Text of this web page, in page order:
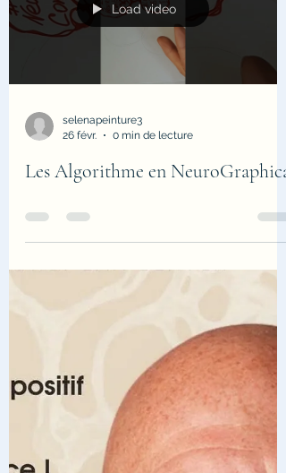
qui allie art, psychologie et neurosciences.
Sur Neurographica pour tous, je vous invite
à découvrir cet outil puissant, accessible
absolument à tout le monde — aucune
compétence en dessin n'est requise !
Comment ç
selenapeinture3
Les Algorithme en NeuroGraphica